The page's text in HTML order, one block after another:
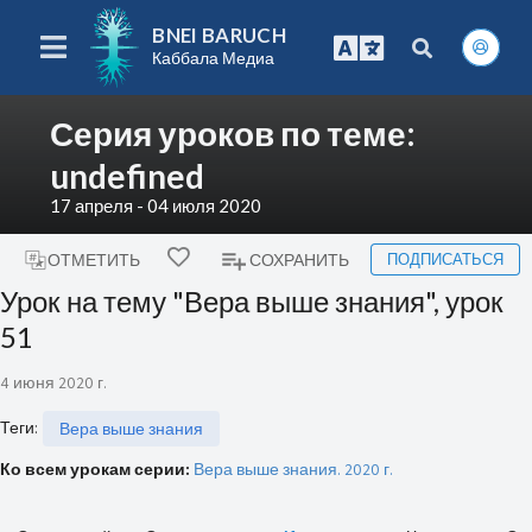
BNEI BARUCH
Каббала Медиа
Серия уроков по теме:
undefined
17 апреля - 04 июля 2020
ОТМЕТИТЬ СОХРАНИТЬ ПОДПИСАТЬСЯ
Урок на тему "Вера выше знания", урок
51
4 июня 2020 г.
Теги:
Вера выше знания
Ко всем урокам серии: Вера выше знания. 2020 г.